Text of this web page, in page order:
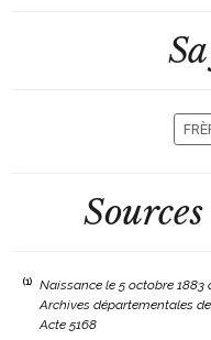
(1)
Naissance le 5 octobre 1883
Archives départementales
Acte 5168